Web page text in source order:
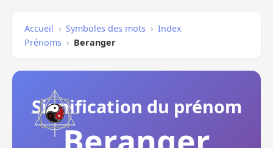
Accueil › Symboles des mots › Index
Prénoms › Beranger
Signification du prénom